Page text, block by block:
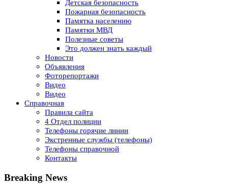
Детская безопасность
Пожарная безопасность
Памятка населению
Памятки МВД
Полезные советы
Это должен знать каждый
Новости
Объявления
Фоторепортажи
Видео
Видео
Справочная
Правила сайта
4 Отдел полиции
Телефоны горячие линии
Экстренные службы (телефоны)
Телефоны справочной
Контакты
Breaking News